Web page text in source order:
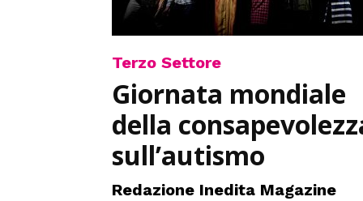
Terzo Settore
Giornata mondiale
della
sull’autismo
Redazione Inedita Magazine